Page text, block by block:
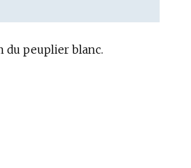
du peuplier blanc.